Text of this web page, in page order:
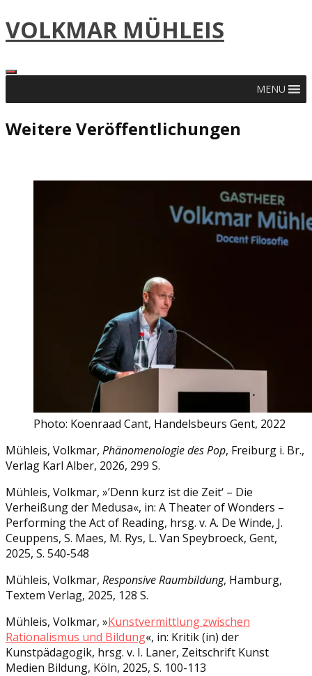
Skip
to
VOLKMAR MÜHLEIS
MENU
Weitere Veröffentlichungen
Photo: Koenraad Cant, Handelsbeurs Gent, 2022
Mühleis, Volkmar, Phänomenologie des Pop, Freiburg i. Br.,
Verlag Karl Alber, 2026, 299 S.
Mühleis, Volkmar, »’Denn kurz ist die Zeit‘ – Die
Verheißung der Medusa«, in: A Theater of Wonders –
Performing the Act of Reading, hrsg. v. A. De Winde, J.
Ceuppens, S. Maes, M. Rys, L. Van Speybroeck, Gent,
2025, S. 540-548
Mühleis, Volkmar, Responsive Raumbildung, Hamburg,
Textem Verlag, 2025, 128 S.
Mühleis, Volkmar, »Kunstvermittlung zwischen
Rationalismus und Bildung«, in: Kritik (in) der
Kunstpädagogik, hrsg. v. I. Laner, Zeitschrift Kunst
Medien Bildung, Köln, 2025, S. 100-113